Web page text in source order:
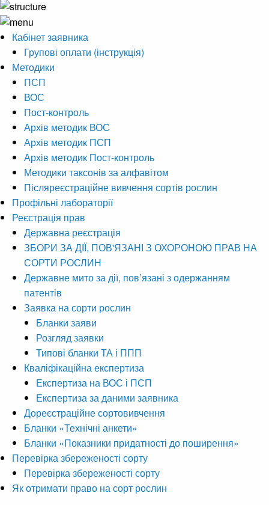
Кабінет заявника
Групові оплати (інструкція)
Методики
ПСП
ВОС
Пост-контроль
Архів методик ВОС
Архів методик ПСП
Архів методик Пост-контроль
Методики таксонів за алфавітом
Післяреєстраційне вивчення сортів рослин
Профільні лабораторії
Реєстрація прав
Державна реєстрація
ЗБОРИ ЗА ДІЇ, ПОВ'ЯЗАНІ З ОХОРОНОЮ ПРАВ НА
СОРТИ РОСЛИН
Державне мито за дії, пов’язані з одержанням
патентів
Заявка на сорти рослин
Бланки заяви
Розгляд заявки
Типові бланки ТА і ППП
Кваліфікаційна експертиза
Експертиза на ВОС і ПСП
Експертиза за даними заявника
Дореєстраційне сортовивчення
Бланки «Технічні анкети»
Бланки «Показники придатності до поширення»
Перевірка збереженості сорту
Перевірка збереженості сорту
Як отримати право на сорт рослин